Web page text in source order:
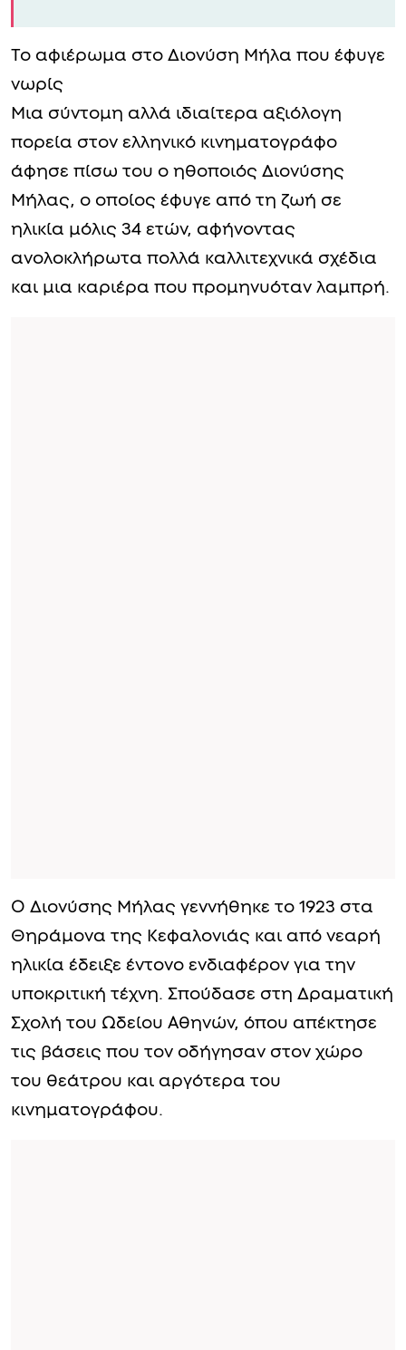
To αφιέρωμα στο Διονύση Μήλα που έφυγε
νωρίς
Μια σύντομη αλλά ιδιαίτερα αξιόλογη
πορεία στον ελληνικό κινηματογράφο
άφησε πίσω του ο ηθοποιός Διονύσης
Μήλας, ο οποίος έφυγε από τη ζωή σε
ηλικία μόλις 34 ετών, αφήνοντας
ανολοκλήρωτα πολλά καλλιτεχνικά σχέδια
και μια καριέρα που προμηνυόταν λαμπρή.
Ο Διονύσης Μήλας γεννήθηκε το 1923 στα
Θηράμονα της Κεφαλονιάς και από νεαρή
ηλικία έδειξε έντονο ενδιαφέρον για την
υποκριτική τέχνη. Σπούδασε στη Δραματική
Σχολή του Ωδείου Αθηνών, όπου απέκτησε
τις βάσεις που τον οδήγησαν στον χώρο
του θεάτρου και αργότερα του
κινηματογράφου.